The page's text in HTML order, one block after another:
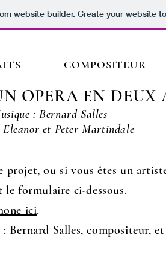
website builder. Create your website
COMPOSITEUR
OPERA EN DEUX
: Bernard Salles
Eleanor et Peter Martindale
projet, ou si vous êtes un
le formulaire ci-dessous.
ici.
Bernard Salles, compositeur,